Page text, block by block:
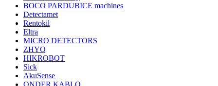
BOCO PARDUBICE machines
Detectamet
Rentokil
Eltra
MICRO DETECTORS
ZHYQ
HIKROBOT
Sick
AkuSense